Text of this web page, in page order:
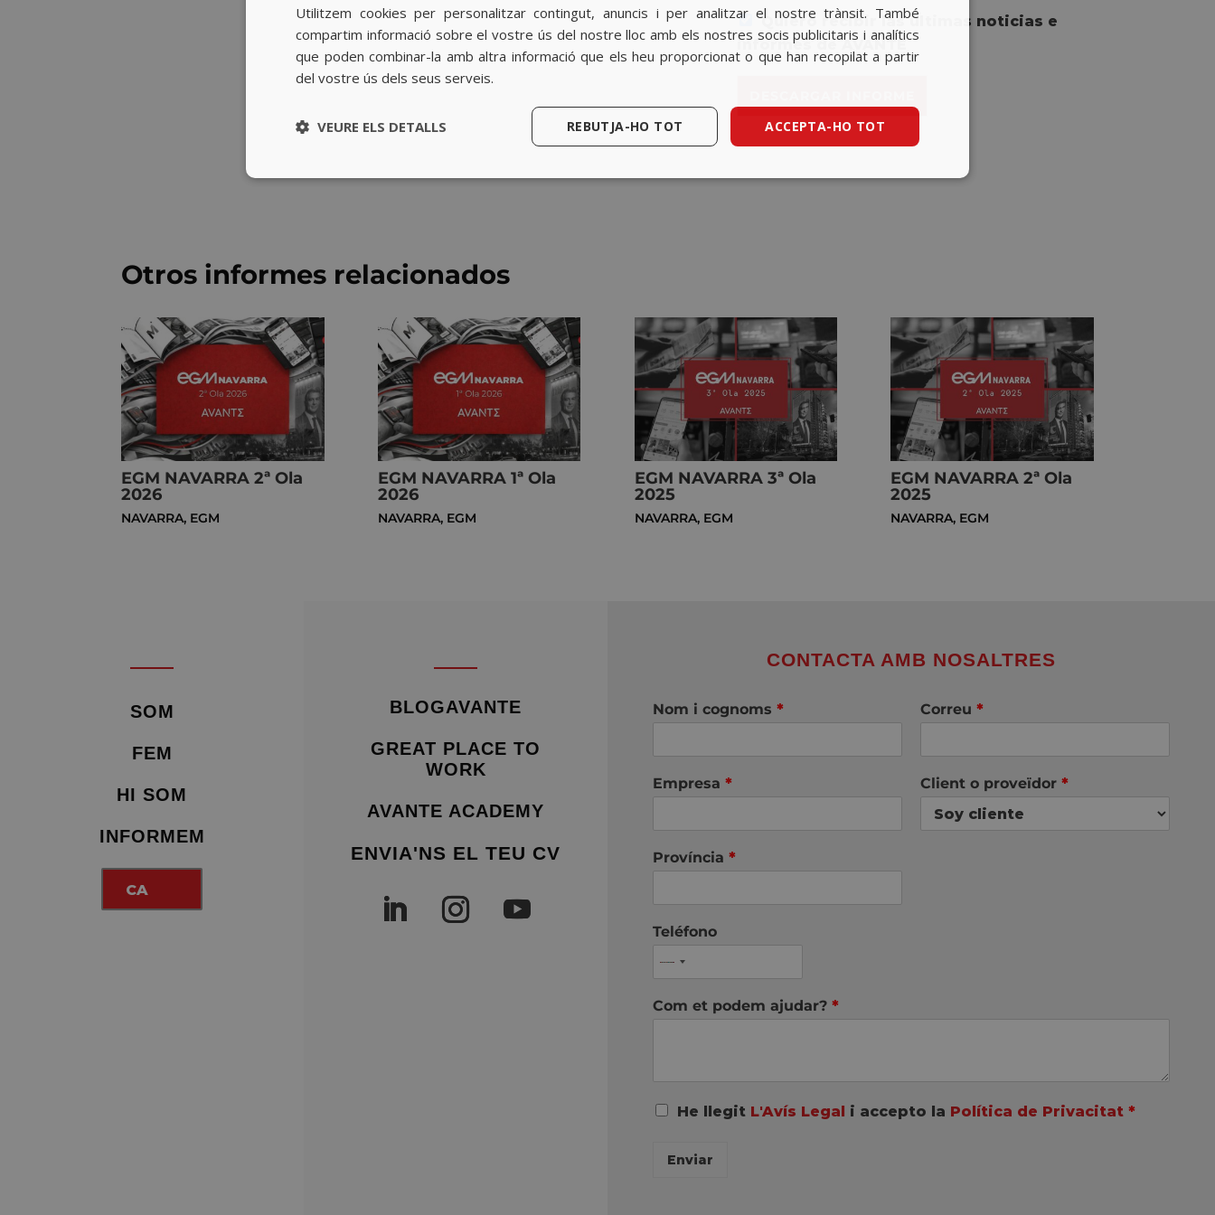
d
o
*
Quiero recibir las últimas noticias e
informes de AVANTE
Otros informes relacionados
EGM NAVARRA 2ª Ola
2026
NAVARRA, EGM
EGM NAVARRA 1ª Ola
2026
NAVARRA, EGM
EGM NAVARRA 3ª Ola
2025
NAVARRA, EGM
EGM NAVARRA 2ª Ola
2025
NAVARRA, EGM
SOM
FEM
HI SOM
INFORMEM
CA
BLOGAVANTE
GREAT PLACE TO
WORK
AVANTE ACADEMY
ENVIA'NS EL TEU CV
CONTACTA AMB NOSALTRES
Nom i cognoms * Correu *
Empresa * Client o proveïdor *
Província *
Teléfono
Com et podem ajudar? *
A
He llegit L'Avís Legal i accepto la Política de Privacitat *
Enviar
SPANISH
BASQUE
Utilitzem cookies per personalitzar contingut, anuncis i per analitzar el nostre trànsit. També
compartim informació sobre el vostre ús del nostre lloc amb els nostres socis publicitaris i analítics
que poden combinar-la amb altra informació que els heu proporcionat o que han recopilat a partir
del vostre ús dels seus serveis.
ACCEPTA-HO TOT
REBUTJA-HO TOT
VEURE ELS DETALLS